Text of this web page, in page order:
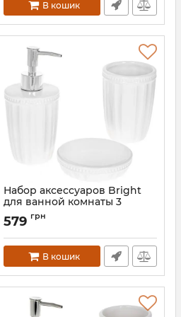
В кошик
Набор аксессуаров Bright
для ванной комнаты 3
предмета "Белая Готика"
глянцевая керамика
Артикул: BD-304-975
579 грн
В кошик